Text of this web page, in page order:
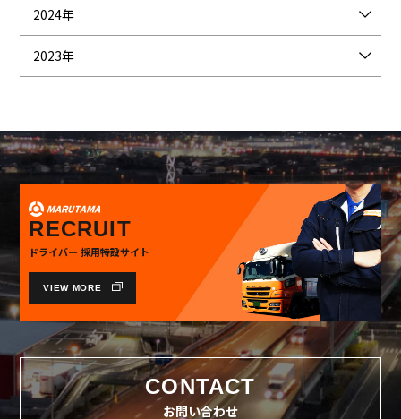
2024年
2023年
RECRUIT
ドライバー 採用特設サイト
VIEW MORE
CONTACT
お問い合わせ